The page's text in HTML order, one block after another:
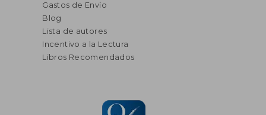
Gastos de Envío
Blog
Lista de autores
Incentivo a la Lectura
Libros Recomendados